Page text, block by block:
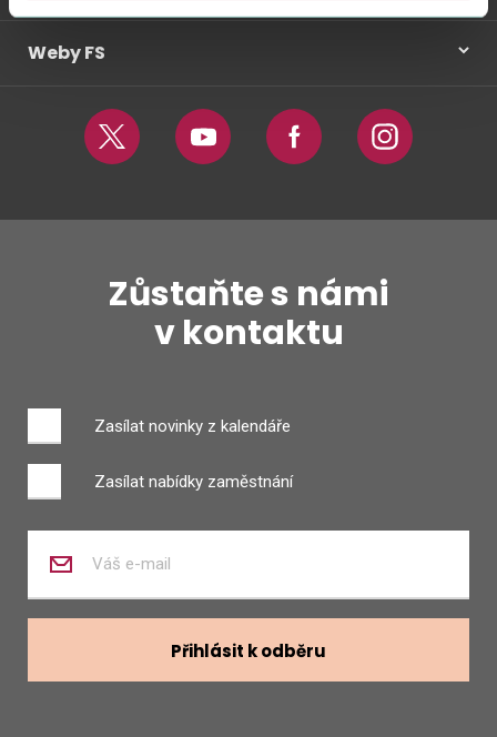
Weby FS
Twitter Youtube Facebook Instagram
Zůstaňte s námi
v kontaktu
Zasílat novinky z kalendáře
Zasílat nabídky zaměstnání
váš
mail
Přihlásit k odběru